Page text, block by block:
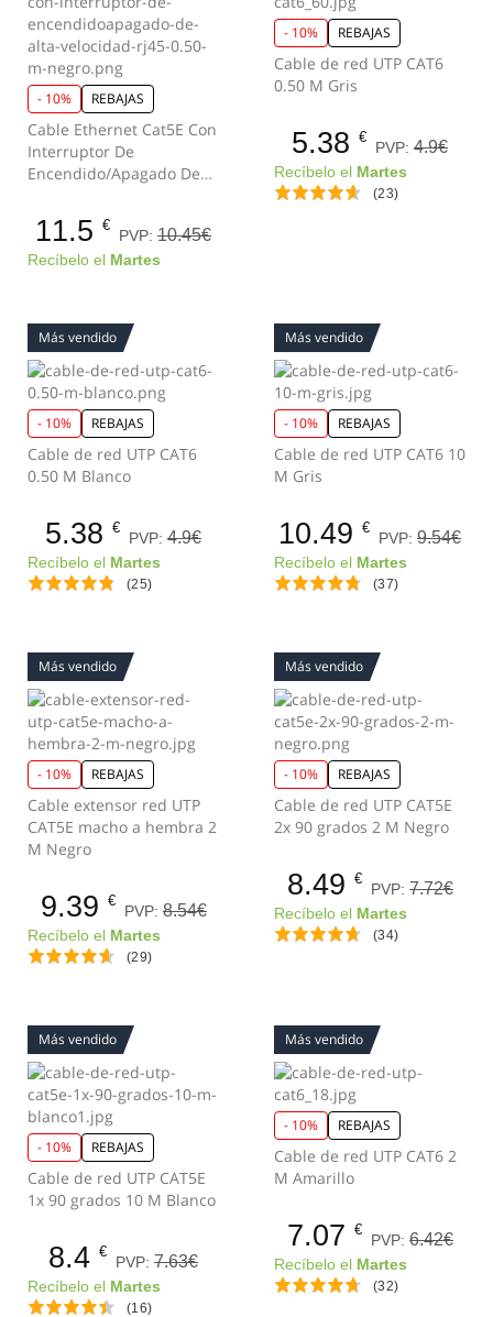
- 10% REBAJAS
Cable Ethernet Cat5E Con
Interruptor De
Encendido/Apagado De
M Negro
11.5 €
PVP: 10.45€
Recíbelo el Martes
- 10% REBAJAS
Cable de red UTP CAT6
0.50 M Gris
5.38 €
PVP: 4.9€
Recíbelo el Martes
(23)
Más vendido
- 10% REBAJAS
Cable de red UTP CAT6
0.50 M Blanco
5.38 €
PVP: 4.9€
Recíbelo el Martes
(25)
Más vendido
- 10% REBAJAS
Cable de red UTP CAT6 10
M Gris
10.49 €
PVP: 9.54€
Recíbelo el Martes
(37)
Más vendido
- 10% REBAJAS
Cable extensor red UTP
CAT5E macho a hembra 2
M Negro
9.39 €
PVP: 8.54€
Recíbelo el Martes
(29)
Más vendido
- 10% REBAJAS
Cable de red UTP CAT5E
2x 90 grados 2 M Negro
8.49 €
PVP: 7.72€
Recíbelo el Martes
(34)
Más vendido
- 10% REBAJAS
Cable de red UTP CAT5E
1x 90 grados 10 M Blanco
8.4 €
PVP: 7.63€
Recíbelo el Martes
(16)
Más vendido
- 10% REBAJAS
Cable de red UTP CAT6 2
M Amarillo
7.07 €
PVP: 6.42€
Recíbelo el Martes
(32)